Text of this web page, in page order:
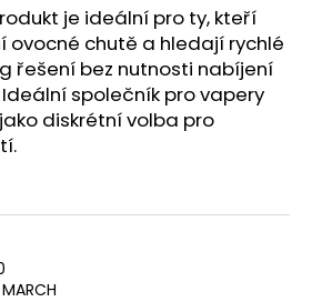
je ideální pro ty, kteří
ovocné chutě a hledají rychlé
řešení bez nutnosti nabíjení
společník pro vapery
diskrétní volba pro